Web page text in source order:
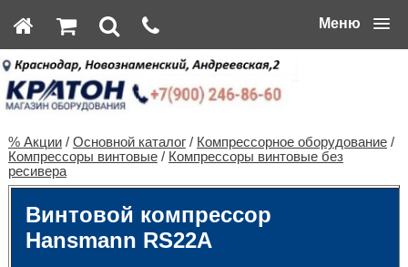
Меню
% Акции/ Основной каталог/ Компрессорное оборудование/
Компрессоры винтовые/ Компрессоры винтовые без
ресивера
Винтовой компрессор
Hansmann RS22A